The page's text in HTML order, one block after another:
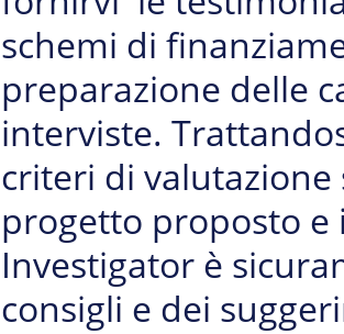
schemi di
preparazione delle
interviste.
criteri di valutazione
progetto proposto
Investigator è
consigli e dei